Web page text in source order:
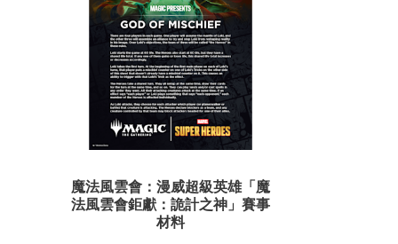
魔法風雲會：漫威超級英雄「魔
法風雲會鉅獻：詭計之神」賽事
材料